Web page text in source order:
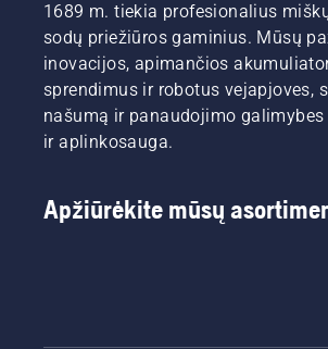
1689 m. tiekia profesionalius
sodų priežiūros gaminius. Mūsų
inovacijos, apimančios
sprendimus ir robotus vejapjoves,
našumą ir panaudojimo galimybes
ir aplinkosauga.
Apžiūrėkite mūsų